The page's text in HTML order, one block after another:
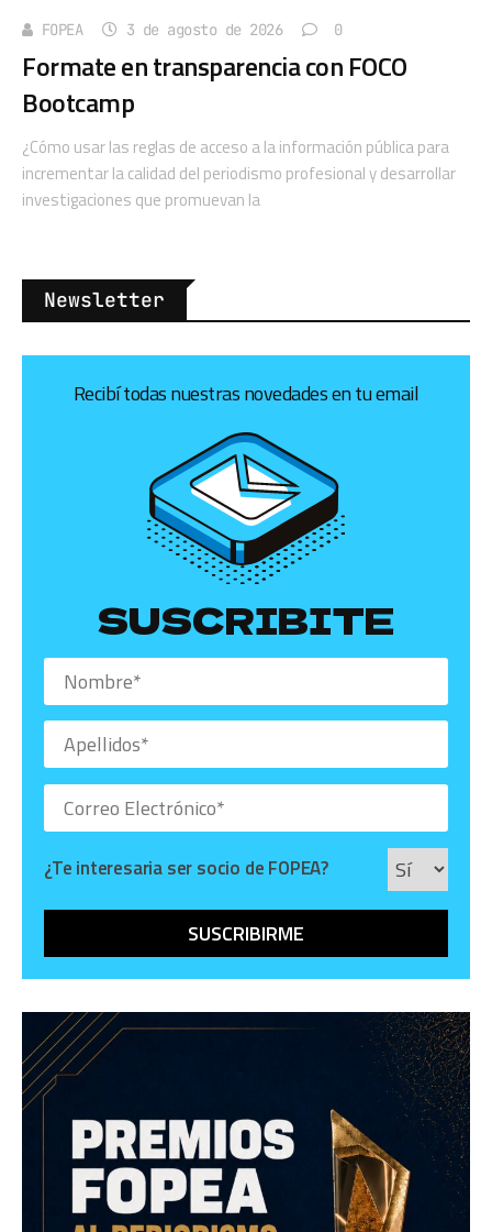
FOPEA 3 de agosto de 2026 0
Formate en transparencia con FOCO
Bootcamp
¿Cómo usar las reglas de acceso a la información pública para
incrementar la calidad del periodismo profesional y desarrollar
investigaciones que promuevan la
Newsletter
Recibí todas nuestras novedades en tu email
SUSCRIBITE
¿Te interesaria ser socio de FOPEA?